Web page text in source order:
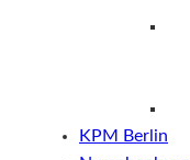
KPM Berlin